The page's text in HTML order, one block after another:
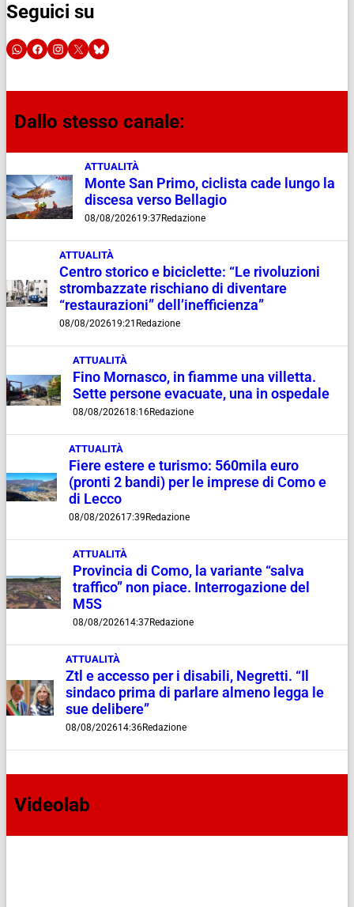
Seguici su
Dallo stesso canale:
ATTUALITÀ
Monte San Primo, ciclista cade lungo la
discesa verso Bellagio
08/08/202619:37Redazione
ATTUALITÀ
Centro storico e biciclette: “Le rivoluzioni
strombazzate rischiano di diventare
“restaurazioni” dell’inefficienza”
08/08/202619:21 Redazione
ATTUALITÀ
Fino Mornasco, in fiamme una villetta.
Sette persone evacuate, una in ospedale
08/08/202618:16Redazione
ATTUALITÀ
Fiere estere e turismo: 560mila euro
(pronti 2 bandi) per le imprese di Como e
di Lecco
08/08/202617:39 Redazione
ATTUALITÀ
Provincia di Como, la variante “salva
traffico” non piace. Interrogazione del
M5S
08/08/202614:37Redazione
ATTUALITÀ
Ztl e accesso per i disabili, Negretti. “Il
sindaco prima di parlare almeno legga le
sue delibere”
08/08/202614:36Redazione
Videolab